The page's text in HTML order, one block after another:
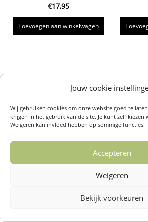
Jouw cookie
Wij gebruiken cookies om onze website goed te
krijgen in het gebruik van de site. Je kunt zelf kiezen
Weigeren kan invloed hebben op sommige functies.
Accepteren
Weigeren
Bekijk voorkeuren
€17,95
Toevoegen aan winkelwagen